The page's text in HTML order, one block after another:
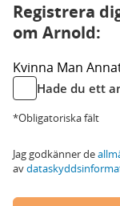
Registrera
om Arnold:
Kvinna Man
Hade du ett
*Obligatoriska fält
Jag godkänner de
av